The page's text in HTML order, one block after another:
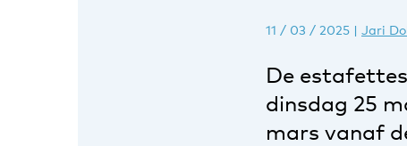
11 / 03 / 2025 | Jari
De
dinsdag 25
mars vanaf